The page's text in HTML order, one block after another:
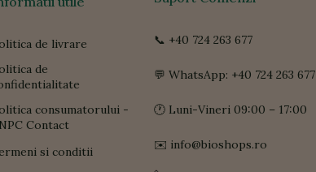
de livrare
de
consumatorului -
Contact
si conditii
📞 +40 724 263 677
💬 WhatsApp: +40 724 263 677
🕐 Luni-Vineri 09:00 – 17:00
✉️ info@bioshops.ro